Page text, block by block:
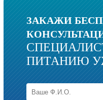
ЗАКАЖИ
ПИТАНИЮ